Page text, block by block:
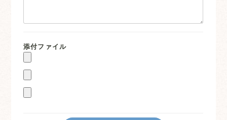
添付ファイル